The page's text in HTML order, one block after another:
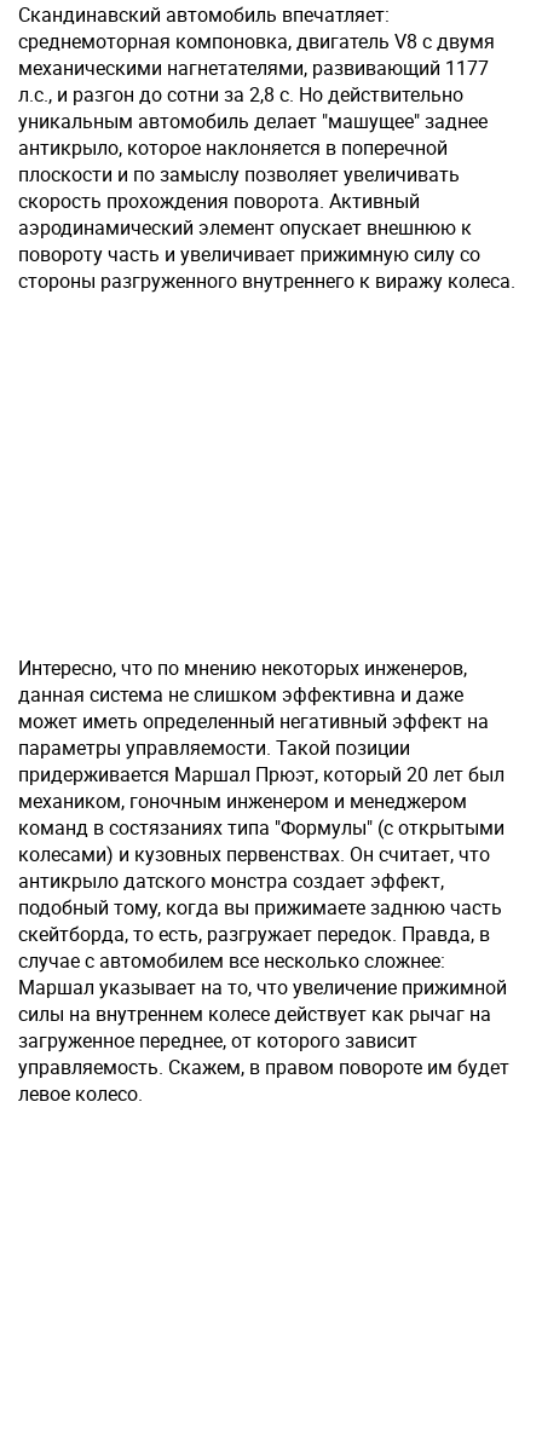
Скандинавский автомобиль впечатляет:
среднемоторная компоновка, двигатель V8 с двумя
механическими нагнетателями, развивающий 1177
л.с., и разгон до сотни за 2,8 с. Но действительно
уникальным автомобиль делает "машущее" заднее
антикрыло, которое наклоняется в поперечной
плоскости и по замыслу позволяет увеличивать
скорость прохождения поворота. Активный
аэродинамический элемент опускает внешнюю к
повороту часть и увеличивает прижимную силу со
стороны разгруженного внутреннего к виражу колеса.
Интересно, что по мнению некоторых инженеров,
данная система не слишком эффективна и даже
может иметь определенный негативный эффект на
параметры управляемости. Такой позиции
придерживается Маршал Прюэт, который 20 лет был
механиком, гоночным инженером и менеджером
команд в состязаниях типа "Формулы" (с открытыми
колесами) и кузовных первенствах. Он считает, что
антикрыло датского монстра создает эффект,
подобный тому, когда вы прижимаете заднюю часть
скейтборда, то есть, разгружает передок. Правда, в
случае с автомобилем все несколько сложнее:
Маршал указывает на то, что увеличение прижимной
силы на внутреннем колесе действует как рычаг на
загруженное переднее, от которого зависит
управляемость. Скажем, в правом повороте им будет
левое колесо.